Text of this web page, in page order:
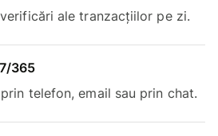
ale tranzacțiilor pe zi.
365
telefon, email sau prin chat.